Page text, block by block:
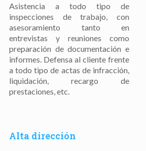
Asistencia a todo tipo de
inspecciones de trabajo, con
asesoramiento tanto en
entrevistas y reuniones como
preparación de documentación e
informes. Defensa al cliente frente
a todo tipo de actas de infracción,
liquidación, recargo de
prestaciones, etc.
Alta dirección